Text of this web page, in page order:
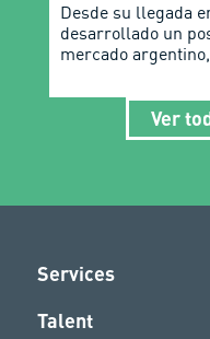
Desde su llegada
desarrollado un
mercado argentino,
Ver
Services
Talent